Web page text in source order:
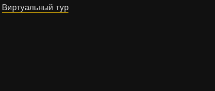
Виртуальный тур